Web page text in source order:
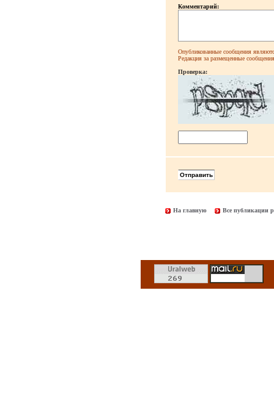
Комментарий:
Опубликованные сообщения
Редакция за размещенные сообщения
Проверка:
На главную Все публикации